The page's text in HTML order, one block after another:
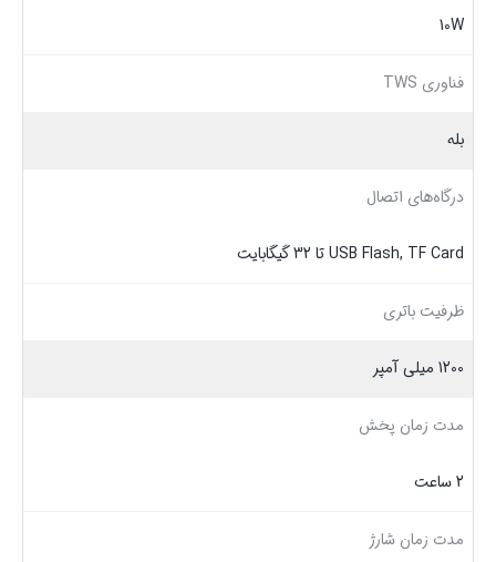
10W
فناوری TWS
بله
درگاه‌های اتصال
USB Flash, TF Card تا 32 گیگابایت
ظرفیت باتری
1200 میلی آمپر
مدت زمان پخش
2 ساعت
مدت زمان شارژ